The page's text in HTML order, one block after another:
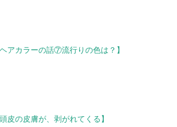
ヘアカラーの話⑦流行りの色は？】
頭皮の皮膚が、剥がれてくる】